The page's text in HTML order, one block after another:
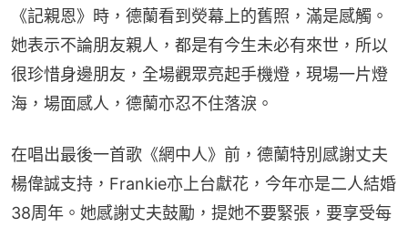
《記親恩》時，德蘭看到熒幕上的舊照，滿是感觸。
她表示不論朋友親人，都是有今生未必有來世，所以
很珍惜身邊朋友，全場觀眾亮起手機燈，現場一片燈
海，場面感人，德蘭亦忍不住落淚。
在唱出最後一首歌《網中人》前，德蘭特別感謝丈夫
楊偉誠支持，Frankie亦上台獻花，今年亦是二人結婚
38周年。她感謝丈夫鼓勵，提她不要緊張，要享受每